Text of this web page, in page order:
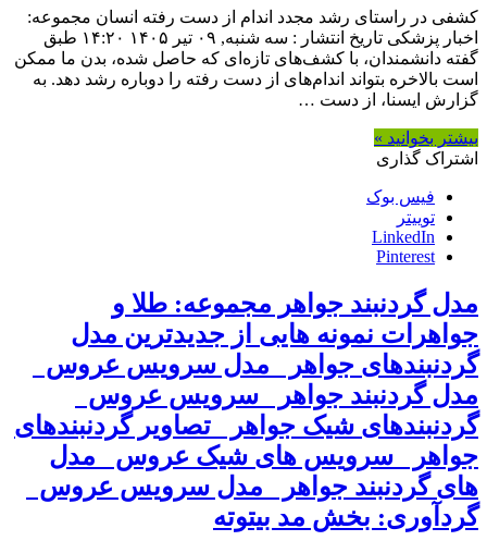
کشفی در راستای رشد مجدد اندام از دست رفته انسان مجموعه:
اخبار پزشکی تاریخ انتشار : سه شنبه, ۰۹ تیر ۱۴۰۵ ۱۴:۲۰ طبق
گفته دانشمندان، با کشف‌های تازه‌ای که حاصل شده، بدن ما ممکن
است بالاخره بتواند اندام‌های از دست رفته را دوباره رشد دهد. به
گزارش ایسنا، از دست …
بیشتر بخوانید »
اشتراک گذاری
فیس بوک
توییتر
LinkedIn
Pinterest
مدل گردنبند جواهر مجموعه: طلا و
جواهرات نمونه هایی از جدیدترین مدل
گردنبندهای جواهر مدل سرویس عروس
مدل گردنبند جواهر سرویس عروس
گردنبندهای شیک جواهر تصاویر گردنبندهای
جواهر سرویس های شیک عروس مدل
های گردنبند جواهر مدل سرویس عروس
گردآوری: بخش مد بیتوته